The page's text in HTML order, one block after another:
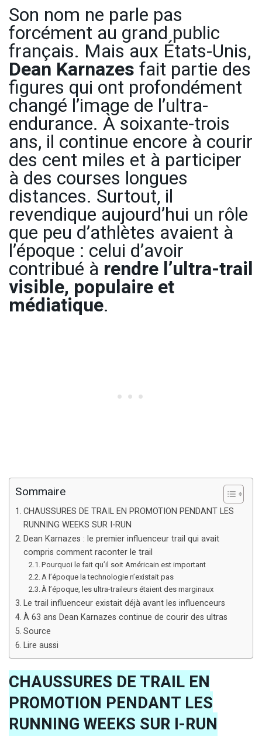
Son nom ne parle pas
forcément au grand public
français. Mais aux États-Unis,
Dean Karnazesfait partie des
figures qui ont profondément
changé l’image de l’ultra-
endurance. À soixante-trois
ans, il continue encore à courir
des cent miles et à participer
à des courses longues
distances. Surtout, il
revendique aujourd’hui un rôle
que peu d’athlètes avaient à
l’époque : celui d’avoir
contribué à rendre l’ultra-trail
visible, populaire et
médiatique.
Sommaire
CHAUSSURES DE TRAIL EN PROMOTION PENDANT LES
RUNNING WEEKS SUR I-RUN
Dean Karnazes : le premier influenceur trail qui avait
compris comment raconter le trail
Pourquoi le fait qu’il soit Américain est important
A l’époque la technologie n’existait pas
À l’époque, les ultra-traileurs étaient des marginaux
Le trail influenceur existait déjà avant les influenceurs
À 63 ans Dean Karnazes continue de courir des ultras
Source
Lire aussi
CHAUSSURES DE TRAIL EN
PROMOTION PENDANT LES
RUNNING WEEKS SUR I-RUN